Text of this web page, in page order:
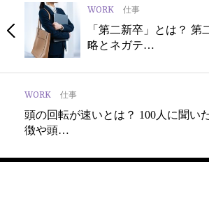
WORK 仕事
「第二新卒」とは？ 第
略とネガテ…
WORK 仕事
頭の回転が速いとは？ 100人に聞い
徴や頭…